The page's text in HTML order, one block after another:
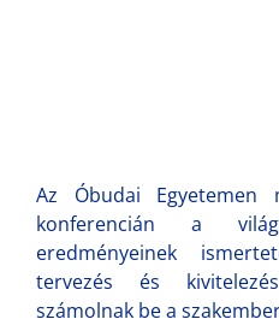
Az Óbudai Egyetemen
konferencián a
eredményeinek
tervezés és
számolnak be a